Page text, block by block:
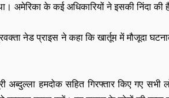
अमेरिका के कई अधिकारियों ने इसकी निंदा की
नेड प्राइस ने कहा कि खार्तूम में मौजूदा
अब्दुल्ला हमदोक सहित गिरफ्तार किए गए सभी